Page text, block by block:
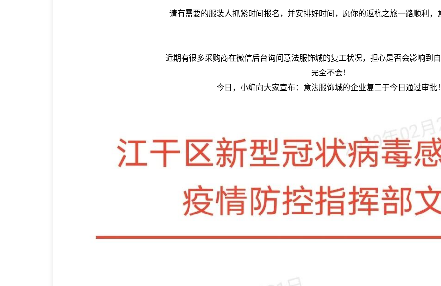
请有需要的服装人抓紧时间报名，并安排好时间，愿你的返杭之旅一路顺利，
近期有很多采购商在微信后台询问意法服饰城的复工状况，担心是否会影响到
完全不会！
今日，小编向大家宣布：意法服饰城的企业复工于今日通过审批